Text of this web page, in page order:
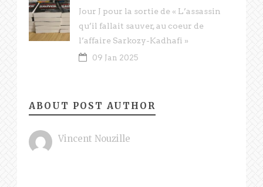
Jour J pour la sortie de « L’assassin
qu’il fallait sauver, au coeur de
l’affaire Sarkozy-Kadhafi »
09 Jan 2025
ABOUT POST AUTHOR
Vincent Nouzille